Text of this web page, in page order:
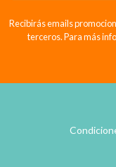
Recibirás emails
terceros. Para más